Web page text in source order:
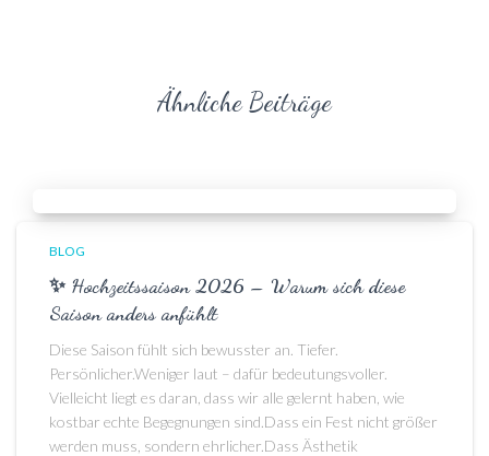
Ähnliche Beiträge
BLOG
✨ Hochzeitssaison 2026 – Warum sich diese
Saison anders anfühlt
Diese Saison fühlt sich bewusster an. Tiefer.
Persönlicher.Weniger laut – dafür bedeutungsvoller.
Vielleicht liegt es daran, dass wir alle gelernt haben, wie
kostbar echte Begegnungen sind.Dass ein Fest nicht größer
werden muss, sondern ehrlicher.Dass Ästhetik